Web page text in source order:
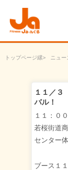
トップページ ニュー
１１／
バル！
１１：０
若桜街道
センター
ブース１